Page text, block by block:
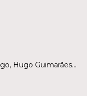
Hugo Guimarães...